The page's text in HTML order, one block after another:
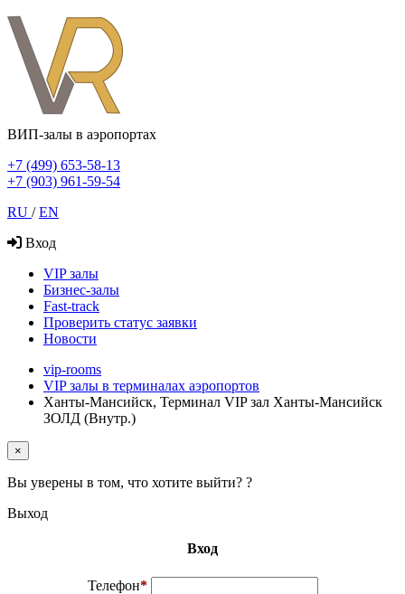
ВИП-залы в аэропортах
+7 (499) 653-58-13
+7 (903) 961-59-54
RU /EN
Вход
VIP залы
Бизнес-залы
Fast-track
Проверить статус заявки
Новости
vip-rooms
VIP залы в терминалах аэропортов
Ханты-Мансийск, Терминал VIP зал Ханты-Мансийск
ЗОЛД (Внутр.)
×
Вы уверены в том, что хотите выйти? ?
Выход
Вход
Телефон*